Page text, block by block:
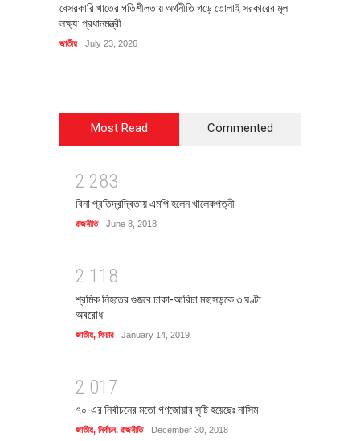
বেসরকারি খাতের গতিশীলতায় অর্থনীতি গড়ে তোলাই সরকারের মূল
লক্ষ্য: প্রধানমন্ত্রী
জাতীয় July 23, 2026
Most Read Commented
2 283
বিনা প্রতিদ্বন্দ্বিতায় এমপি হলেন খালেকপত্নী
রাজনীতি June 8, 2018
2 1 1 8
শ্রমিক নিহতের গুজবে ঢাকা-আরিচা মহাসড়কে ৩ ঘণ্টা
অবরোধ
জাতীয়, ফিচার January 14, 2019
2 01 7
৭০-এর নির্বাচনের মতো গণজোয়ার সৃষ্টি হয়েছেঃ নাসিম
জাতীয়, নির্বাচন, রাজনীতি December 30, 2018